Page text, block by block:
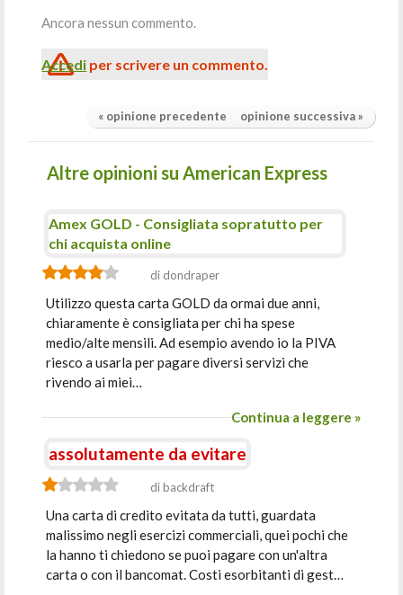
Ancora nessun commento.
Accedi per scrivere un commento.
« opinione precedente opinione successiva »
Altre opinioni su American Express
Amex GOLD - Consigliata sopratutto per
chi acquista online
di dondraper
Utilizzo questa carta GOLD da ormai due anni,
chiaramente è consigliata per chi ha spese
medio/alte mensili. Ad esempio avendo io la PIVA
riesco a usarla per pagare diversi servizi che
rivendo ai miei…
Continua a leggere »
assolutamente da evitare
di backdraft
Una carta di credito evitata da tutti, guardata
malissimo negli esercizi commerciali, quei pochi che
la hanno ti chiedono se puoi pagare con un'altra
carta o con il bancomat. Costi esorbitanti di gest…